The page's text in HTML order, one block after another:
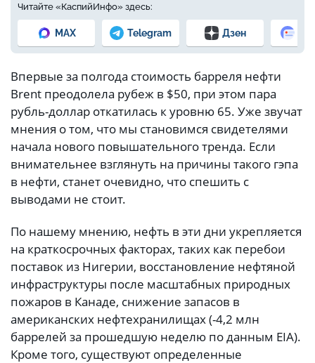
Читайте «КаспийИнфо» здесь:
MAX Telegram Дзен
Впервые за полгода стоимость барреля нефти
Brent преодолела рубеж в $50, при этом пара
рубль-доллар откатилась к уровню 65. Уже звучат
мнения о том, что мы становимся свидетелями
начала нового повышательного тренда. Если
внимательнее взглянуть на причины такого гэпа
в нефти, станет очевидно, что спешить с
выводами не стоит.
По нашему мнению, нефть в эти дни укрепляется
на краткосрочных факторах, таких как перебои
поставок из Нигерии, восстановление нефтяной
инфраструктуры после масштабных природных
пожаров в Канаде, снижение запасов в
американских нефтехранилищах (-4,2 млн
баррелей за прошедшую неделю по данным EIA).
Кроме того, существуют определенные